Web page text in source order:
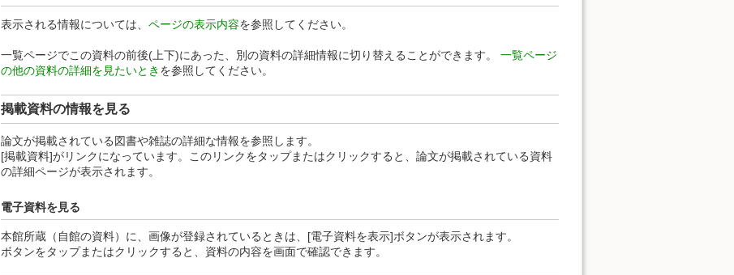
表示される情報については、 ページの表示内容を参照してください。
一覧ページでこの資料の前後(上下)にあった、別の資料の詳細情報に切り替えることができます。 一覧ページ
の他の資料の詳細を見たいとき を参照してください。
掲載資料の情報を見る
論文が掲載されている図書や雑誌の詳細な情報を参照します。
[掲載資料]がリンクになっています。このリンクをタップまたはクリックすると、論文が掲載されている資料
の詳細ページが表示されます。
電子資料を見る
本館所蔵（自館の資料）に、画像が登録されているときは、[電子資料を表示]ボタンが表示されます。
ボタンをタップまたはクリックすると、資料の内容を画面で確認できます。